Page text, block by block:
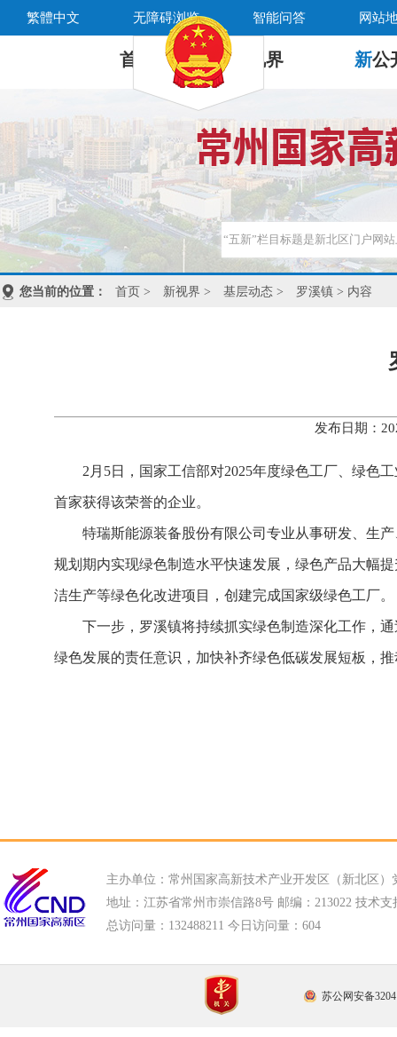
繁體中文 无障碍浏览 智能问答 网站
首 页 新 视界 新公
您当前的位置： 首页 > 新视界 > 基层动态 > 罗溪镇 > 内容
发布日期：
2月5日，国家工信部对2025年度绿色工厂、绿色
首家获得该荣誉的企业。
特瑞斯能源装备股份有限公司专业从事研发、生
规划期内实现绿色制造水平快速发展，绿色产品大幅
洁生产等绿色化改进项目，创建完成国家级绿色工厂。
下一步，罗溪镇将持续抓实绿色制造深化工作，
绿色发展的责任意识，加快补齐绿色低碳发展短板，
主办单位：常州国家高新技术产业开发区（新北区）
地址：江苏省常州市崇信路8号 邮编：213022 技术支
总访问量： 132488211 今日访问量： 604
苏公网安备